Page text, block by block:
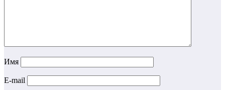
Имя
E-mail